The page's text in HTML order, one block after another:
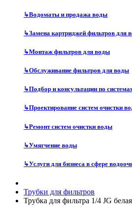
↳Водоматы и продажа воды
↳Замена картриджей фильтров для
↳Монтаж фильтров для воды
↳Обслуживание фильтров для воды
↳Подбор и консультации по
↳Проектирование систем очистки
↳Ремонт систем очистки воды
↳Умягчение воды
↳Услуги для бизнеса в сфере
Трубки для фильтров
Трубка для фильтра 1/4 JG белая